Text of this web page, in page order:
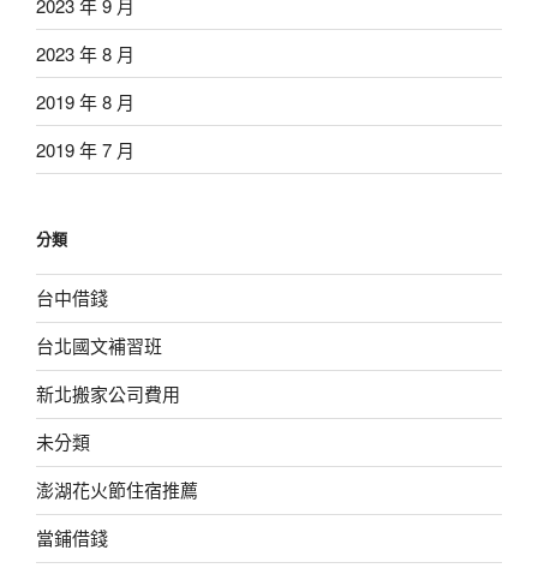
2023 年 9 月
2023 年 8 月
2019 年 8 月
2019 年 7 月
分類
台中借錢
台北國文補習班
新北搬家公司費用
未分類
澎湖花火節住宿推薦
當鋪借錢